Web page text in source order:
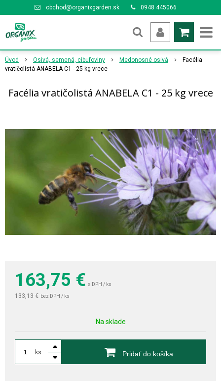
obchod@organixgarden.sk 0948 445066
Úvod Osivá, semená, cibuľoviny Medonosné osivá
Facélia
vratičolistá ANABELA C1 - 25 kg vrece
Facélia vratičolistá ANABELA C1 - 25 kg vrece
163,75 € s DPH / ks
133,13 € bez DPH / ks
Na sklade
ks Pridať do košíka